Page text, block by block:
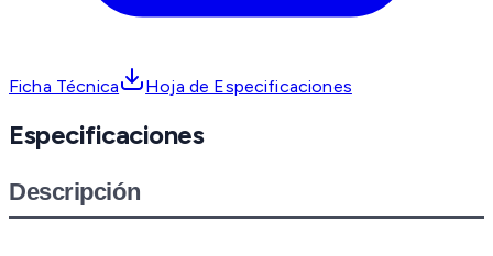
Ficha Técnica Hoja de Especificaciones
Especificaciones
Descripción